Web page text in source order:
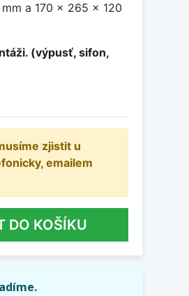
a 170 x 265 x 120
(výpusť, sifon,
zjistit u
emailem
DO KOŠÍKU